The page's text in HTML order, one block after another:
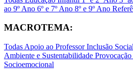
ao 9º Ano 6º e 7º Ano 8º e 9º Ano
MACROTEMA:
Todas Apoio ao ProfessorInclusão
Ambiente e Sustentabilidade
Socioemocional